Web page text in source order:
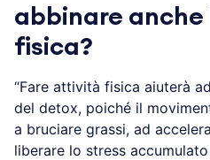
abbinare
fisica?
“Fare attività fisica aiuterà
del detox, poiché il
a bruciare grassi, ad
liberare lo stress